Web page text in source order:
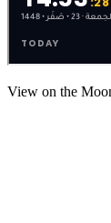
View on the